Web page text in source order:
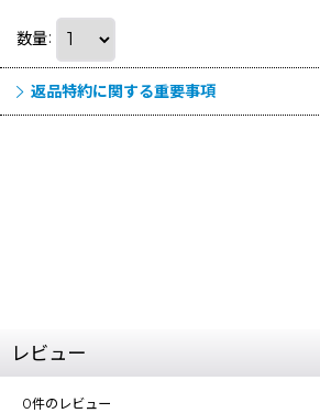
数量:
返品特約に関する重要事項
レビュー
0件のレビュー